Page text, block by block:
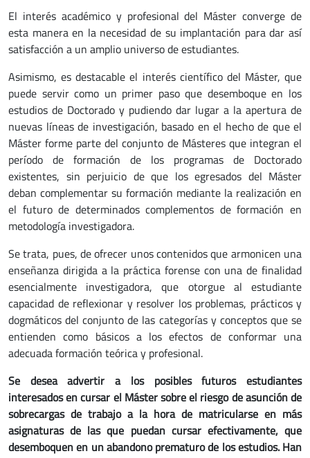
El interés académico y profesional del Máster converge de
esta manera en la necesidad de su implantación para dar así
satisfacción a un amplio universo de estudiantes.
Asimismo, es destacable el interés científico del Máster, que
puede servir como un primer paso que desemboque en los
estudios de Doctorado y pudiendo dar lugar a la apertura de
nuevas líneas de investigación, basado en el hecho de que el
Máster forme parte del conjunto de Másteres que integran el
período de formación de los programas de Doctorado
existentes, sin perjuicio de que los egresados del Máster
deban complementar su formación mediante la realización en
el futuro de determinados complementos de formación en
metodología investigadora.
Se trata, pues, de ofrecer unos contenidos que armonicen una
enseñanza dirigida a la práctica forense con una de finalidad
esencialmente investigadora, que otorgue al estudiante
capacidad de reflexionar y resolver los problemas, prácticos y
dogmáticos del conjunto de las categorías y conceptos que se
entienden como básicos a los efectos de conformar una
adecuada formación teórica y profesional.
Se desea advertir a los posibles futuros estudiantes
interesados en cursar el Máster sobre el riesgo de asunción de
sobrecargas de trabajo a la hora de matricularse en más
asignaturas de las que puedan cursar efectivamente, que
desemboquen en un abandono prematuro de los estudios. Han